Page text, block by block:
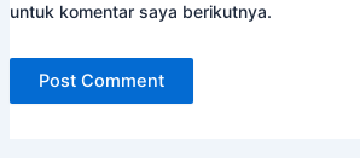
untuk komentar saya berikutnya.